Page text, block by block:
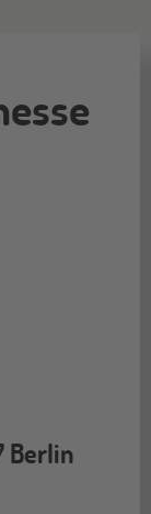
Berlin